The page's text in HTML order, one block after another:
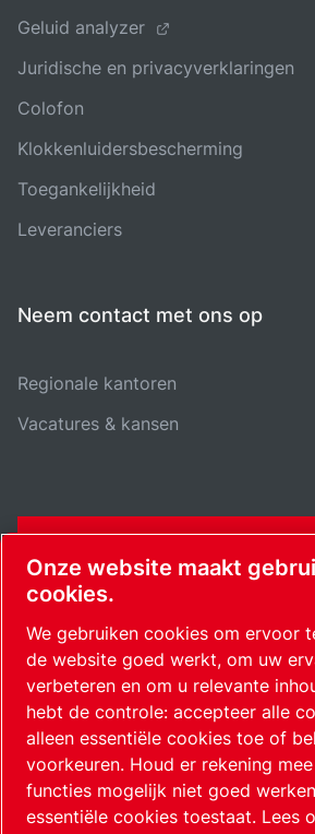
Geluid analyzer
Juridische en privacyverklaringen
Colofon
Klokkenluidersbescherming
Toegankelijkheid
Leveranciers
Neem contact met ons op
Regionale kantoren
Vacatures & kansen
SitemapCookie-instellingen beheren©
Netherlands / NL
Onze website maakt
cookies.
We gebruiken cookies om ervoor
de website goed werkt, om uw
verbeteren en om u relevante
hebt de controle: accepteer alle
alleen essentiële cookies toe of
voorkeuren. Houd er rekening
functies mogelijk niet goed
essentiële cookies toestaat. Lees